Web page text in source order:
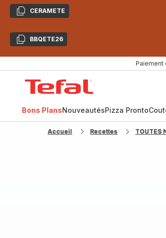
CopierCERAMETE
CopierBBQETE26
Paiement
Bons PlansNouveautésPizza Pronto
Accueil Recettes TOUTES